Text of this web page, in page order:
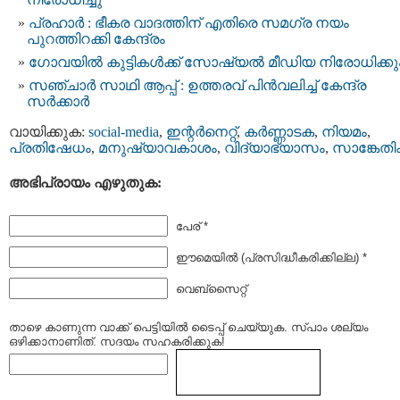
പ്രഹാർ : ഭീകര വാദത്തിന് എതിരെ സമഗ്ര നയം
പുറത്തിറക്കി കേന്ദ്രം
ഗോവയിൽ കുട്ടികൾക്ക് സോഷ്യൽ മീഡിയ
സഞ്ചാർ സാഥി ആപ്പ് : ഉത്തരവ് പിൻവലിച്ച് കേന്ദ്ര
സർക്കാർ
വായിക്കുക: social-media, ഇന്റര്‍നെറ്റ്‌, കർണ്ണാടക, നിയമം,
പ്രതിഷേധം, മനുഷ്യാവകാശം, വിദ്യാഭ്യാസം,
അഭിപ്രായം എഴുതുക:
പേര് *
ഈമെയില്‍ (പ്രസിദ്ധീകരിക്കില്ല) *
വെബ്സൈറ്റ്
താഴെ കാണുന്ന വാക്ക് പെട്ടിയില്‍ ടൈപ്പ്‌ ചെയ്യുക. സ്പാം ശല്യം
ഒഴിക്കാനാണിത്. സദയം സഹകരിക്കുക!